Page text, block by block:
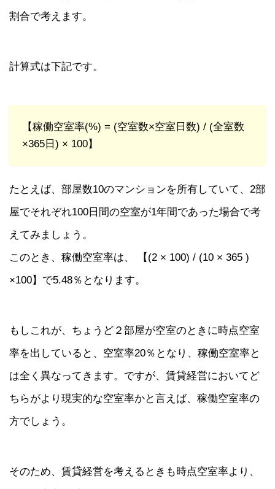
割合で考えます。
計算式は下記です。
【稼働空室率(%) = (空室数×空室日数) / (全室数
×365日) × 100】
たとえば、部屋数10のマンションを所有していて、2部
屋でそれぞれ100日間の空室が1年間であった場合で考
えてみましょう。
このとき、稼働空室率は、 【(2 × 100) / (10 × 365 )
×100】で5.48％となります。
もしこれが、ちょうど２部屋が空室のときに時点空室
率を出していると、空室率20％となり、稼働空室率と
は全く異なってきます。ですが、賃貸経営においてど
ちらがより現実的な空室率かと言えば、稼働空室率の
方でしょう。
そのため、賃貸経営を考えるときも時点空室率より、